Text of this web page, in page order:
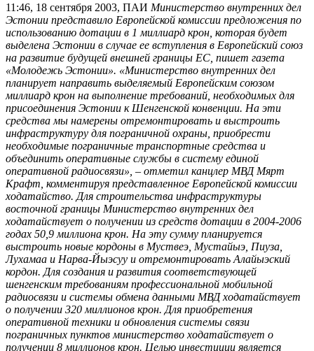
11:46, 18 сентября 2003, ПАИ Министерство внутренних дел
Эстонии представило Европейской комиссии предложения по
использованию дотации в 1 миллиард крон, которая будет
выделена Эстонии в случае ее вступления в Европейский союз
на развитие будущей внешней границы ЕС, пишет газета
«Молодежь Эстонии». «Министерство внутренних дел
планирует направить выделяемый Европейским союзом
миллиард крон на выполнение требований, необходимых для
присоединения Эстонии к Шенгенской конвенции. На эти
средства мы намерены отремонтировать и выстроить
инфраструктуру для пограничной охраны, приобрести
необходимые пограничные транспортные средства и
объединить оперативные службы в систему единой
оперативной радиосвязи», – отметил канцлер МВД Мярт
Крафт, комментируя представленное Европейской комиссии
ходатайство. Для строительства инфраструктуры
восточной границы Министерство внутренних дел
ходатайствует о получении из средств дотации в 2004-2006
годах 50,9 миллиона крон. На эту сумму планируется
выстроить новые кордоны в Муствеэ, Мустайыэ, Пиуза,
Лухамаа и Нарва-Йыэсуу и отремонтировать Алайыэский
кордон. Для создания и развития соответствующей
шенгенским требованиям профессиональной мобильной
радиосвязи и системы обмена данными МВД ходатайствует
о получении 320 миллионов крон. Для приобретения
оперативной техники и обновления системы связи
пограничных пунктов министерство ходатайствует о
получении 8 миллионов крон. Целью инвестиции является